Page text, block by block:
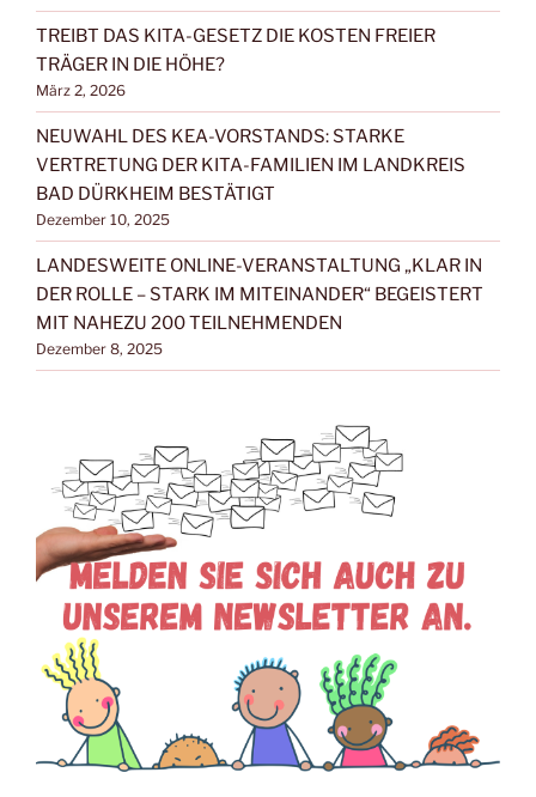
TREIBT DAS KITA-GESETZ DIE KOSTEN FREIER
TRÄGER IN DIE HÖHE?
März 2, 2026
NEUWAHL DES KEA-VORSTANDS: STARKE
VERTRETUNG DER KITA-FAMILIEN IM LANDKREIS
BAD DÜRKHEIM BESTÄTIGT
Dezember 10, 2025
LANDESWEITE ONLINE-VERANSTALTUNG „KLAR IN
DER ROLLE – STARK IM MITEINANDER“ BEGEISTERT
MIT NAHEZU 200 TEILNEHMENDEN
Dezember 8, 2025